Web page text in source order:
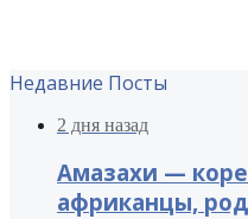
Недавние Посты
2 дня назад
Амазахи —
африканцы,